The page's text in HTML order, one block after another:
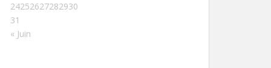
24252627282930
31
« Juin